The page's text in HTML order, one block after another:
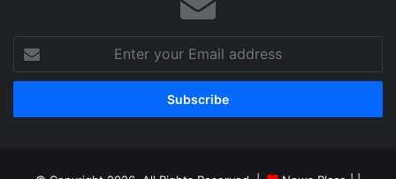
your
Email